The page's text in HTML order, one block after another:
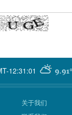
12:31:01 9.91°
关于我们